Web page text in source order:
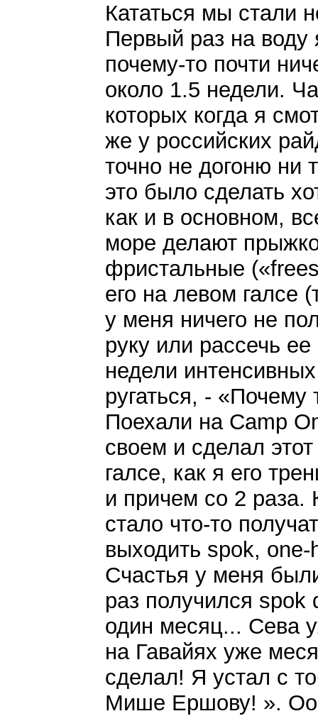
Кататься мы стали
Первый раз на воду
почему-то почти
около 1.5 недели.
которых когда я
же у российских
точно не догоню ни
это было сделать
как и в основном,
море делают
фристальные
его на левом галсе
у меня ничего не
руку или рассечь
недели
ругаться, -
Поехали на Camp
своем и сделал
галсе, как я его
и причем со 2
стало что-то
выходить spok,
Счастья у меня
раз получился spok
один месяц... Сева
на Гавайях уже
сделал! Я устал с
Мише Ершову! ».